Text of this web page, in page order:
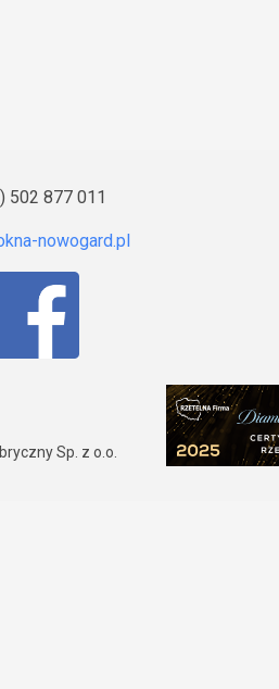
502 877 011
Sp. z o.o.